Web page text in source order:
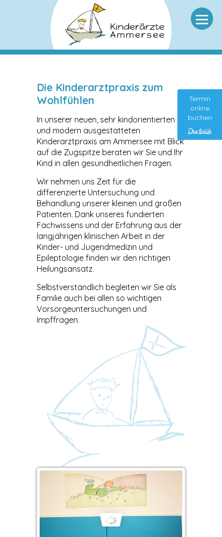
Termin
online
buchen
Die Kinderarztpraxis zum
Wohlfühlen
In unserer neuen, sehr kindorientierten
und modern ausgestatteten
Kinderarztpraxis am Ammersee mit Blick
auf die Zugspitze beraten wir Sie und Ihr
Kind in allen gesundheitlichen Fragen.
Wir nehmen uns Zeit für die
differenzierte Untersuchung und
Behandlung unserer kleinen und großen
Patienten. Dank unseres fundierten
Fachwissens und der Erfahrung aus der
langjährigen klinischen Arbeit in der
Kinder- und Jugendmedizin und
Epileptologie finden wir den richtigen
Heilungsansatz.
Selbstverständlich begleiten wir Sie als
Familie auch bei allen so wichtigen
Vorsorgeuntersuchungen und
Impffragen.